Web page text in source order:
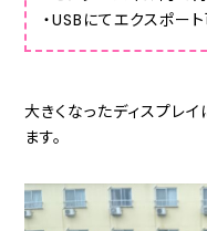
・USBにてエクスポー
大きくなったディスプレ
ます。